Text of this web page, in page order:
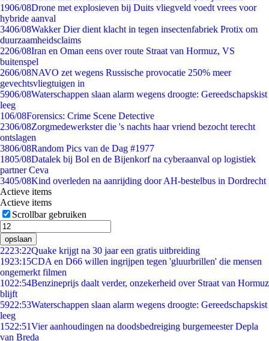
1906/08Drone met explosieven bij Duits vliegveld voedt vrees voor
hybride aanval
3406/08Wakker Dier dient klacht in tegen insectenfabriek Protix om
duurzaamheidsclaims
2206/08Iran en Oman eens over route Straat van Hormuz, VS
buitenspel
2606/08NAVO zet wegens Russische provocatie 250% meer
gevechtsvliegtuigen in
5906/08Waterschappen slaan alarm wegens droogte: Gereedschapskist
leeg
106/08Forensics: Crime Scene Detective
2306/08Zorgmedewerkster die 's nachts haar vriend bezocht terecht
ontslagen
3806/08Random Pics van de Dag #1977
1805/08Datalek bij Bol en de Bijenkorf na cyberaanval op logistiek
partner Ceva
3405/08Kind overleden na aanrijding door AH-bestelbus in Dordrecht
Actieve items
Actieve items
Scrollbar gebruiken
opslaan
2223:22Quake krijgt na 30 jaar een gratis uitbreiding
1923:15CDA en D66 willen ingrijpen tegen 'gluurbrillen' die mensen
ongemerkt filmen
1022:54Benzineprijs daalt verder, onzekerheid over Straat van Hormuz
blijft
5922:53Waterschappen slaan alarm wegens droogte: Gereedschapskist
leeg
1522:51Vier aanhoudingen na doodsbedreiging burgemeester Depla
van Breda